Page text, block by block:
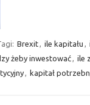
Brexit, ile kapitału ,
żeby inwestować, ile
, kapitał